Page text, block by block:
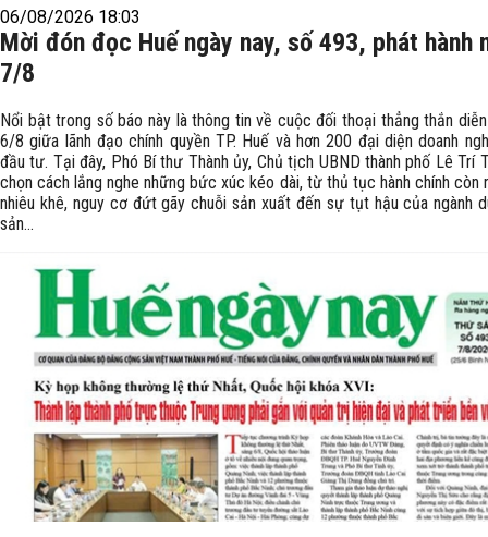
06/08/2026 18:03
Mời đón đọc Huế ngày nay, số 493, phát hành
7/8
Nổi bật trong số báo này là thông tin về cuộc đối thoại thẳng thắn
6/8 giữa lãnh đạo chính quyền TP. Huế và hơn 200 đại diện doanh
đầu tư. Tại đây, Phó Bí thư Thành ủy, Chủ tịch UBND thành phố Lê Trí
chọn cách lắng nghe những bức xúc kéo dài, từ thủ tục hành chính còn
nhiêu khê, nguy cơ đứt gãy chuỗi sản xuất đến sự tụt hậu của ngành
sản...